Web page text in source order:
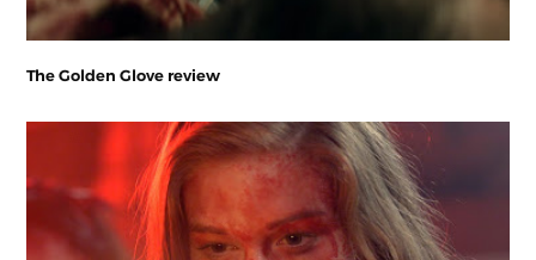
The Golden Glove review